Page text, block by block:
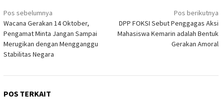
Navigasi
pos
Pos sebelumnya
Wacana Gerakan 14 Oktober,
Pengamat Minta Jangan Sampai
Merugikan dengan Mengganggu
Stabilitas Negara
Pos berikutnya
DPP FOKSI Sebut Penggagas Aksi
Mahasiswa Kemarin adalah Bentuk
Gerakan Amoral
POS TERKAIT